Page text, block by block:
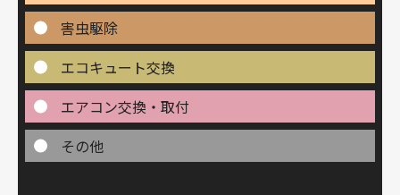
害虫駆除
エコキュート交換
エアコン交換・取付
その他